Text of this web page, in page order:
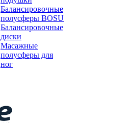
Балансировочные
полусферы BOSU
Балансировочные
диски
Масажные
полусферы для
ног